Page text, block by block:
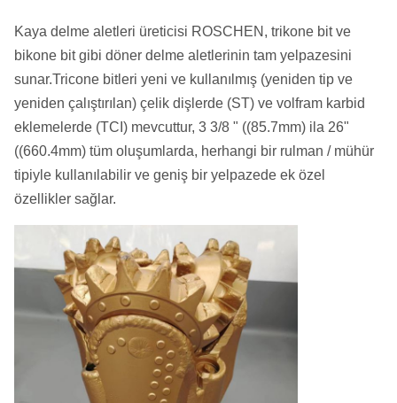
Kaya delme aletleri üreticisi ROSCHEN, trikone bit ve
bikone bit gibi döner delme aletlerinin tam yelpazesini
sunar.Tricone bitleri yeni ve kullanılmış (yeniden tip ve
yeniden çalıştırılan) çelik dişlerde (ST) ve volfram karbid
eklemelerde (TCI) mevcuttur, 3 3/8 " ((85.7mm) ila 26"
((660.4mm) tüm oluşumlarda, herhangi bir rulman / mühür
tipiyle kullanılabilir ve geniş bir yelpazede ek özel
özellikler sağlar.